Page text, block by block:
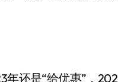
”，一边探测射线一边光伏
你看不懂的大棋
还是“给优惠”，